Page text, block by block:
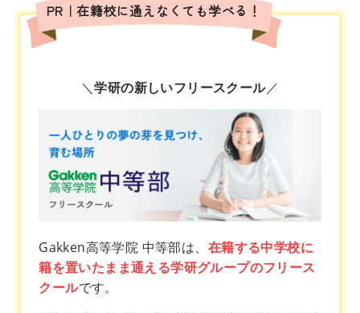
PR｜在籍校に通えなくても学べる！
＼学研の新しいフリースクール／
Gakken高等学院 中等部は、 在籍する中学校に
籍を置いたまま通える学研グループのフリース
クールです。